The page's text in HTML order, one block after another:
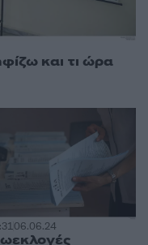
και τι ώρα
06.06.24